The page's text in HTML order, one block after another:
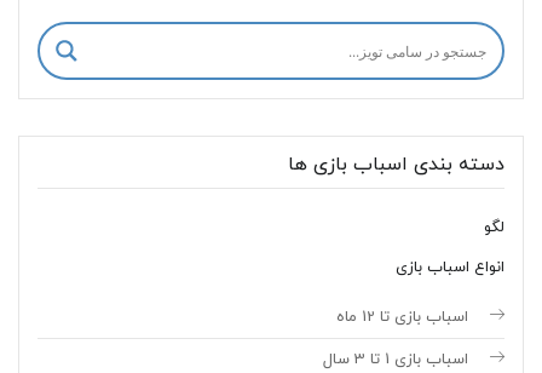
دسته بندی اسباب بازی ها
لگو
انواع اسباب بازی
اسباب بازی تا 12 ماه
اسباب بازی 1 تا 3 سال